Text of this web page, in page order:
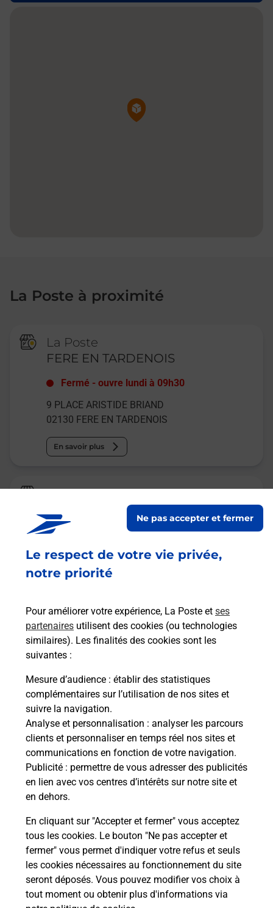
Le respect de votre vie privée,
notre priorité
Pour améliorer votre expérience, La Poste et ses
partenaires utilisent des cookies (ou technologies
similaires). Les finalités des cookies sont les
suivantes :
Mesure d’audience : établir des statistiques
complémentaires sur l’utilisation de nos sites et
suivre la navigation.
Analyse et personnalisation : analyser les parcours
clients et personnaliser en temps réel nos sites et
communications en fonction de votre navigation.
Publicité : permettre de vous adresser des publicités
en lien avec vos centres d’intérêts sur notre site et
en dehors.
En cliquant sur "Accepter et fermer" vous acceptez
tous les cookies. Le bouton "Ne pas accepter et
fermer" vous permet d'indiquer votre refus et seuls
les cookies nécessaires au fonctionnement du site
seront déposés. Vous pouvez modifier vos choix à
tout moment ou obtenir plus d'informations via
Ne pas accepter et fermer
Pin de la carte
La Poste à proximité
La Poste
FERE EN TARDENOIS
Fermé -ouvre lundi à 09h30
9 PLACE ARISTIDE BRIAND
02130 FERE EN TARDENOIS
En savoir plus
Relais Pickup
AUX FLEURS DU TARDENOIS
jusqu'à 12h00
5 PLACE DE LA REPUBLIQUE
02130 FERE EN TARDENOIS
Malin !
La Poste
en ligne
Ouvert 24h/24
En savoir plus
FERE EN TARDENOIS
CONSIGNE SUPER U FERE EN TARDENOIS